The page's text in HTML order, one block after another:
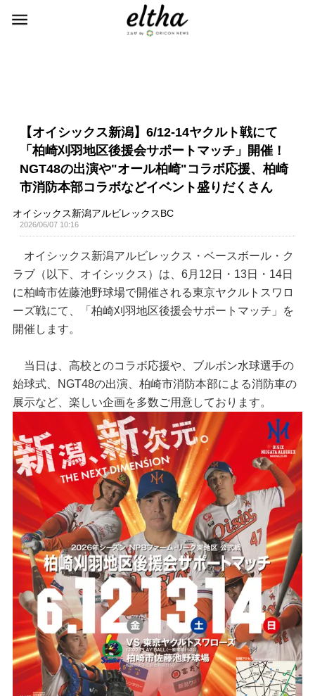
【オイシックス新潟】6/12-14ヤクルト戦にて
「柏崎刈羽地区後援会サポートマッチ」開催！
NGT48の出演や"オール柏崎"コラボ応援、柏崎
市消防本部コラボなどイベント盛りだくさん
オイシックス新潟アルビレックスBC
2026/06/07 10:16
オイシックス新潟アルビレックス・ベースボール・ク
ラブ（以下、オイシックス）は、6月12日・13日・14日
に柏崎市佐藤池野球場で開催される東京ヤクルトスワロ
ーズ戦にて、「柏崎刈羽地区後援会サポートマッチ」を
開催します。
当日は、高校とのコラボ応援や、ブルボン水球選手の
始球式、NGT48の出演、柏崎市消防本部による消防車の
展示など、楽しい企画を多数ご用意しております。